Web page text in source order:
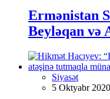
Ermənistan
Beyləqan və
Siyasət
5 Oktyabr